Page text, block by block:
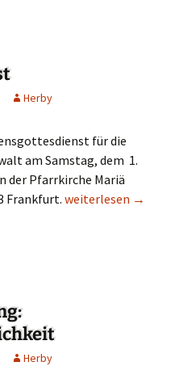
Herby
für die
am Samstag, dem 1.
der Pfarrkirche Mariä
Frankfurt. Einladung zum
weiterlesen →
Herby